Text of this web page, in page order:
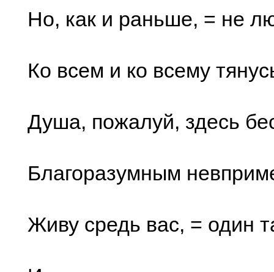
Но, как и раньше, = не
Ко всем и ко всему
Душа, пожалуй, здесь
Благоразумным
Живу средь вас, = один